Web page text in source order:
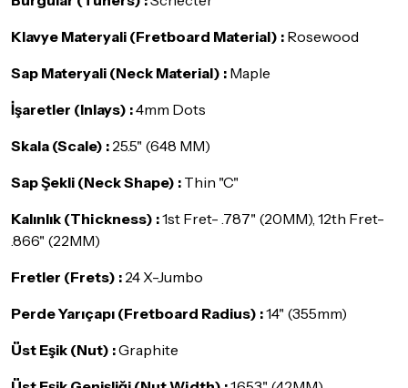
Klavye Materyali (Fretboard Material) : Rosewood
Sap Materyali (Neck Material) : Maple
İşaretler (Inlays) :4mm Dots
Skala (Scale) : 25.5" (648 MM)
Sap Şekli (Neck Shape) : Thin "C"
Kalınlık (Thickness) :1st Fret- .787" (20MM), 12th Fret-
.866" (22MM)
Fretler (Frets) : 24 X-Jumbo
Perde Yarıçapı (Fretboard Radius) :14" (355mm)
Üst Eşik (Nut) :Graphite